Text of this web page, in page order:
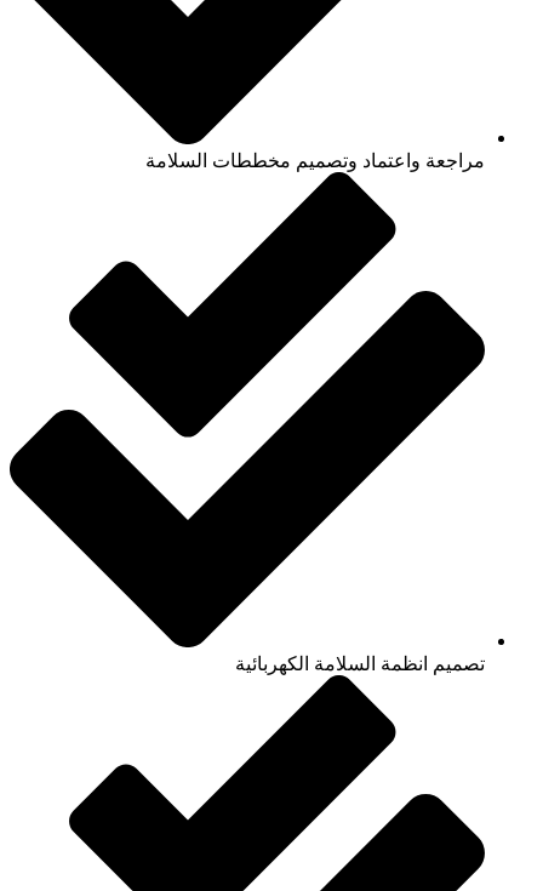
مراجعة واعتماد وتصميم مخططات السلامة
تصميم انظمة السلامة الكهربائية